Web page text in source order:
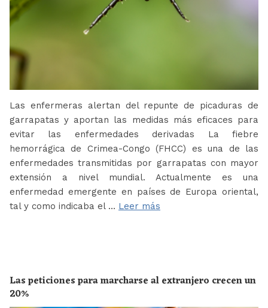
Las enfermeras alertan del repunte de picaduras de
garrapatas y aportan las medidas más eficaces para
evitar las enfermedades derivadas La fiebre
hemorrágica de Crimea-Congo (FHCC) es una de las
enfermedades transmitidas por garrapatas con mayor
extensión a nivel mundial. Actualmente es una
enfermedad emergente en países de Europa oriental,
tal y como indicaba el … Leer más
Las peticiones para marcharse al extranjero crecen un
20%